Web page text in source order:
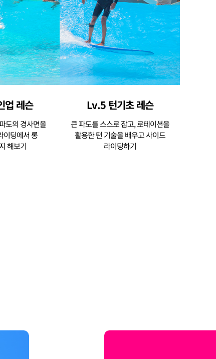
업 레슨
도의 경사면을
이딩에서 롱
해보기
Lv.5 턴기초 레슨
큰 파도를 스스로 잡고, 로테이션을
활용한 턴 기술을 배우고 사이드
라이딩하기